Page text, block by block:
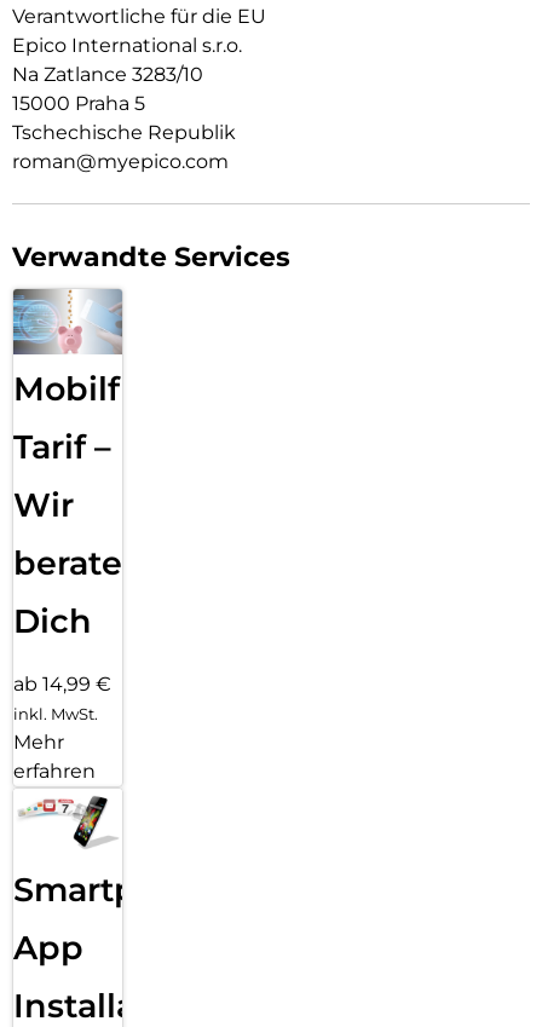
Verantwortliche für die EU
Epico International s.r.o.
Na Zatlance 3283/10
15000 Praha 5
Tschechische Republik
roman@myepico.com
Verwandte Services
Mobilfunk
Tarif –
Wir
beraten
Dich
ab 14,99 €
inkl. MwSt.
Mehr
erfahren
Smartphone
App
Installation